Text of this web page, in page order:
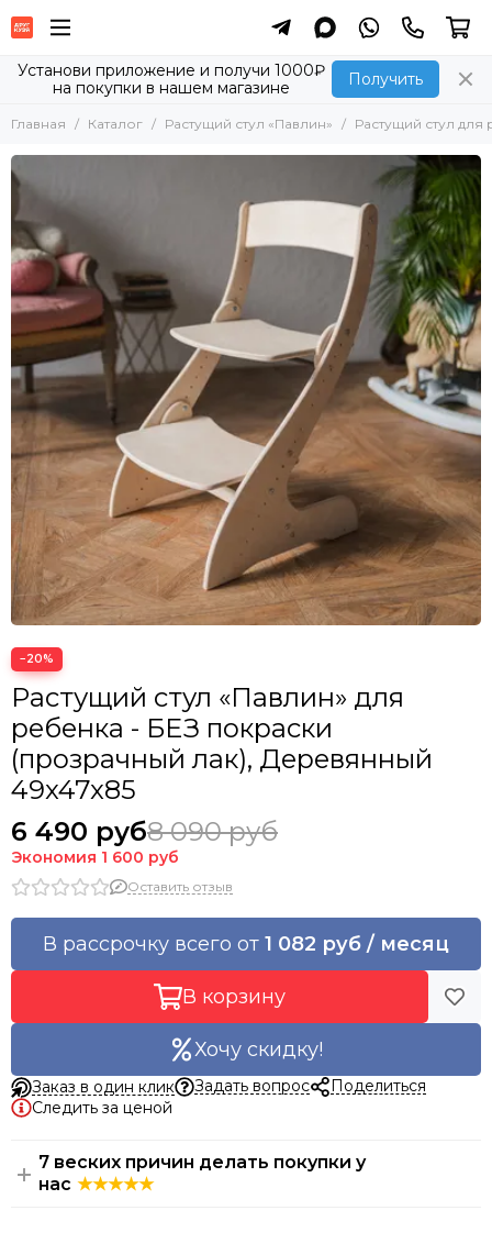
Установи приложение и получи 1000₽
на покупки в нашем магазине
Получить
Главная Каталог Растущий стул «Павлин» Растущий стул для
−20%
Растущий стул «Павлин» для
ребенка - БЕЗ покраски
(прозрачный лак), Деревянный
49x47x85
6 490 руб8 090 руб
Экономия 1 600 руб
Оставить отзыв
В рассрочку всего от 1 082 руб / месяц
В корзину
Хочу скидку!
Заказ в один клик Задать вопрос
Поделиться
Следить за ценой
7 веских причин делать покупки у
нас